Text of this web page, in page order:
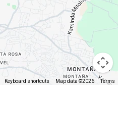
Keyboard shortcuts Map data ©2026 Terms